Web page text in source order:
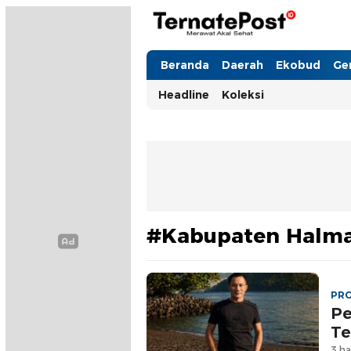
TernatePost.id
merawat akal sehat
Beranda Daerah Ekobud
Headline Koleksi
#Kabupaten